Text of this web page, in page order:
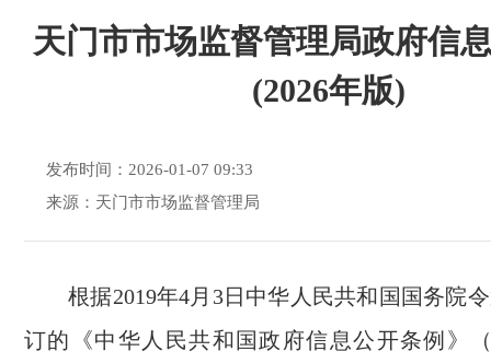
天门市市场监督管理局政府信
(2026年版)
发布时间：2026-01-07 09:33
来源：天门市市场监督管理局
根据2019年4月3日中华人民共和国国务院
订的《中华人民共和国政府信息公开条例》